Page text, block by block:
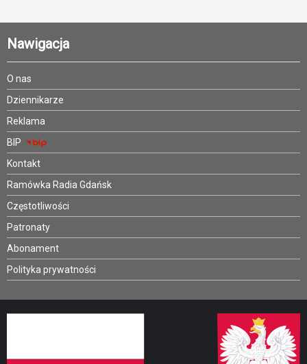
Nawigacja
O nas
Dziennikarze
Reklama
BIP
Kontakt
Ramówka Radia Gdańsk
Częstotliwości
Patronaty
Abonament
Polityka prywatności